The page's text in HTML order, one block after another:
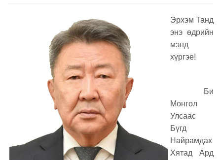
Эрхэм Танд
энэ өдрийн
мэнд
хүргэе!
Би
Монгол
Улсаас
Бүгд
Найрамдах
Хятад Ард